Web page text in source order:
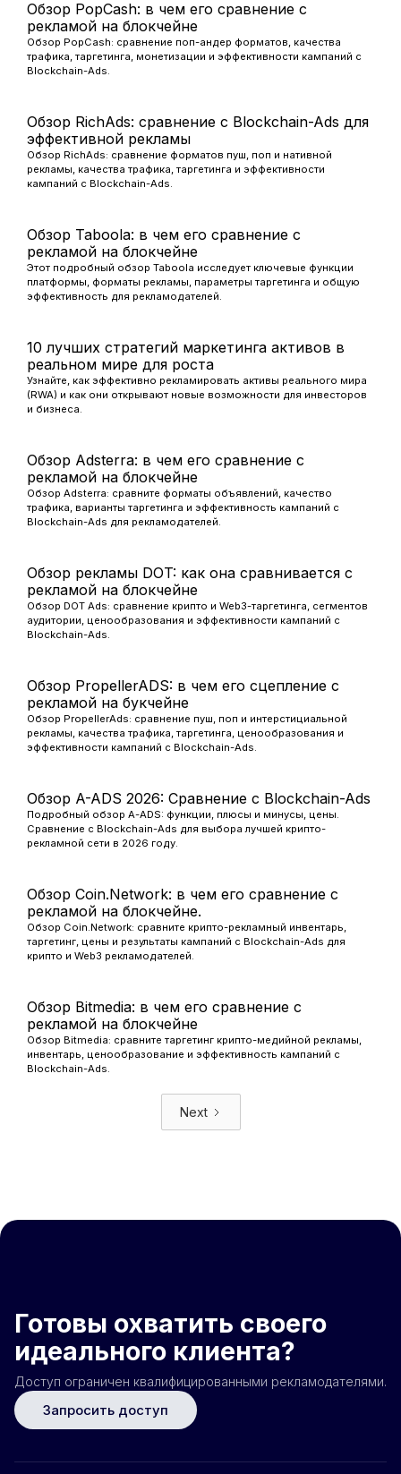
Обзор PopCash: в чем его сравнение с
рекламой на блокчейне
Обзор PopCash: сравнение поп-андер форматов, качества
трафика, таргетинга, монетизации и эффективности кампаний с
Blockchain-Ads.
Обзор RichAds: сравнение с Blockchain-Ads для
эффективной рекламы
Обзор RichAds: сравнение форматов пуш, поп и нативной
рекламы, качества трафика, таргетинга и эффективности
кампаний с Blockchain-Ads.
Обзор Taboola: в чем его сравнение с
рекламой на блокчейне
Этот подробный обзор Taboola исследует ключевые функции
платформы, форматы рекламы, параметры таргетинга и общую
эффективность для рекламодателей.
10 лучших стратегий маркетинга активов в
реальном мире для роста
Узнайте, как эффективно рекламировать активы реального мира
(RWA) и как они открывают новые возможности для инвесторов
и бизнеса.
Обзор Adsterra: в чем его сравнение с
рекламой на блокчейне
Обзор Adsterra: сравните форматы объявлений, качество
трафика, варианты таргетинга и эффективность кампаний с
Blockchain-Ads для рекламодателей.
Обзор рекламы DOT: как она сравнивается с
рекламой на блокчейне
Обзор DOT Ads: сравнение крипто и Web3-таргетинга, сегментов
аудитории, ценообразования и эффективности кампаний с
Blockchain-Ads.
Обзор PropellerADS: в чем его сцепление с
рекламой на букчейне
Обзор PropellerAds: сравнение пуш, поп и интерстициальной
рекламы, качества трафика, таргетинга, ценообразования и
эффективности кампаний с Blockchain-Ads.
Обзор A-ADS 2026: Сравнение с Blockchain-Ads
Подробный обзор A-ADS: функции, плюсы и минусы, цены.
Сравнение с Blockchain-Ads для выбора лучшей крипто-
рекламной сети в 2026 году.
Обзор Coin.Network: в чем его сравнение с
рекламой на блокчейне.
Обзор Coin.Network: сравните крипто-рекламный инвентарь,
таргетинг, цены и результаты кампаний с Blockchain-Ads для
крипто и Web3 рекламодателей.
Обзор Bitmedia: в чем его сравнение с
рекламой на блокчейне
Обзор Bitmedia: сравните таргетинг крипто-медийной рекламы,
инвентарь, ценообразование и эффективность кампаний с
Blockchain-Ads.
Next
Готовы охватить своего
идеального клиента?
Доступ ограничен квалифицированными рекламодателями.
Запросить доступ